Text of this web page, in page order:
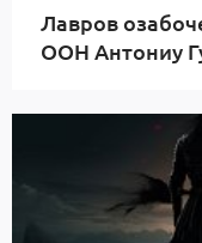
Лавров
ООН Антониу